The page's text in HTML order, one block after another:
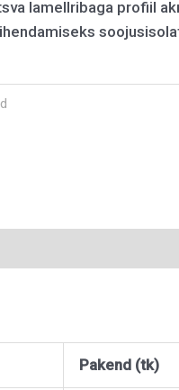
lamellribaga profiil
Pakend (tk)